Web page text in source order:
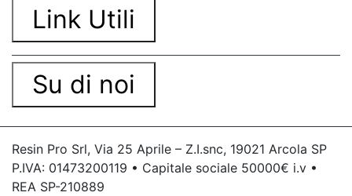
Link Utili
Su di noi
Resin Pro Srl, Via 25 Aprile – Z.I.snc, 19021 Arcola SP
P.IVA: 01473200119 • Capitale sociale 50000€ i.v •
REA SP-210889